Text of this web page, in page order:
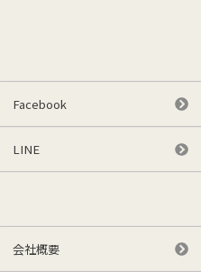
Facebook
LINE
会社概要